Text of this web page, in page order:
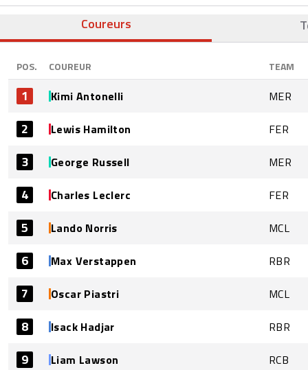
Coureurs
POS. COUREUR TEAM
1 Kimi Antonelli MER
2 Lewis Hamilton FER
3 George Russell MER
4 Charles Leclerc FER
5 Lando Norris MCL
6 Max Verstappen RBR
7 Oscar Piastri MCL
8 Isack Hadjar RBR
9 Liam Lawson RCB